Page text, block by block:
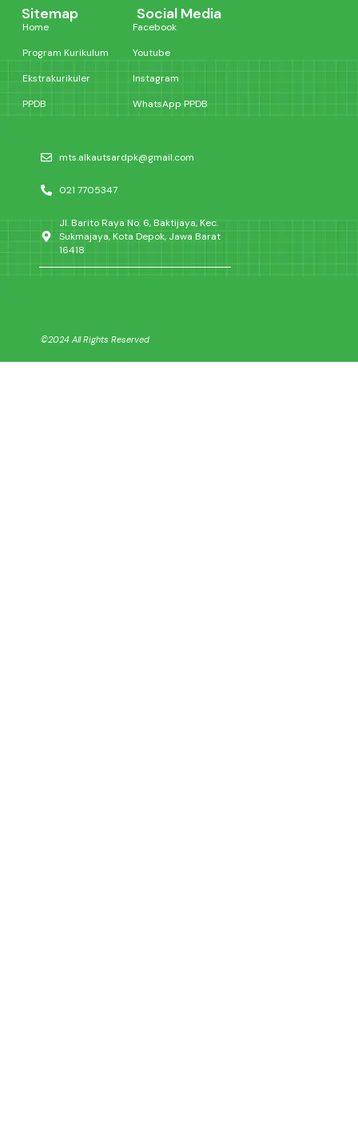
Sitemap
Home
Program Kurikulum
Ekstrakurikuler
PPDB
Social Media
Facebook
Youtube
Instagram
WhatsApp PPDB
mts.alkautsardpk@gmail.com
021 7705347
Jl. Barito Raya No. 6, Baktijaya, Kec.
Sukmajaya, Kota Depok, Jawa Barat
16418
©2024 All Rights Reserved